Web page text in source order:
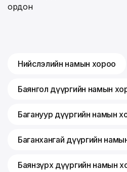
ордон
Нийслэлийн намын хороо
Баянгол дүүргийн намын
Багануур дүүргийн намын
Баганхангай дүүргийн
Баянзүрх дүүргийн намын